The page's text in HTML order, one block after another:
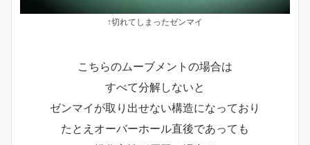
↑切れてしまったゼンマイ
こちらのムーブメントの場合は
すべて分解しないと
ゼンマイが取り出せない構造になっており
たとえオーバーホール直後であっても